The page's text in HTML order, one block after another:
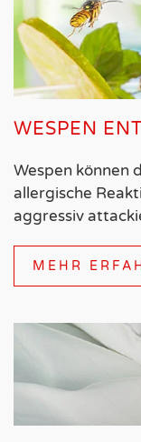
WESPEN
Wespen können
allergische
aggressiv
MEHR